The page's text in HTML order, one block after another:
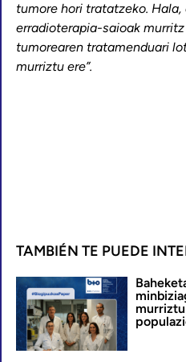
tumore hori tratatzeko.
erradioterapia-saioak
tumorearen tratamenduari
murriztu ere”.
TAMBIÉN TE PUEDE
murriztu